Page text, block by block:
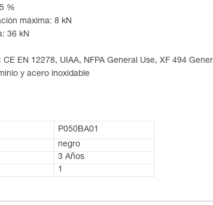
%
máxima: 8 kN
36 kN
EN 12278, UIAA, NFPA General Use, XF 494
y acero inoxidable
P050BA01
negro
3 Años
1